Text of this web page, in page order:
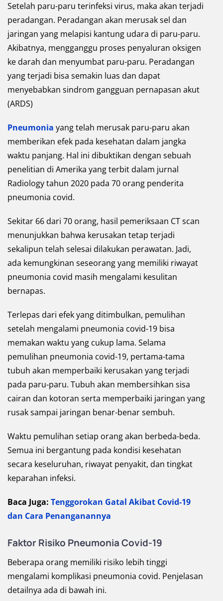
Setelah paru-paru terinfeksi virus, maka akan terjadi
peradangan. Peradangan akan merusak sel dan
jaringan yang melapisi kantung udara di paru-paru.
Akibatnya, mengganggu proses penyaluran oksigen
ke darah dan menyumbat paru-paru. Peradangan
yang terjadi bisa semakin luas dan dapat
menyebabkan sindrom gangguan pernapasan akut
(ARDS)
Pneumonia yang telah merusak paru-paru akan
memberikan efek pada kesehatan dalam jangka
waktu panjang. Hal ini dibuktikan dengan sebuah
penelitian di Amerika yang terbit dalam jurnal
Radiology tahun 2020 pada 70 orang penderita
pneumonia covid.
Sekitar 66 dari 70 orang, hasil pemeriksaan CT scan
menunjukkan bahwa kerusakan tetap terjadi
sekalipun telah selesai dilakukan perawatan. Jadi,
ada kemungkinan seseorang yang memiliki riwayat
pneumonia covid masih mengalami kesulitan
bernapas.
Terlepas dari efek yang ditimbulkan, pemulihan
setelah mengalami pneumonia covid-19 bisa
memakan waktu yang cukup lama. Selama
pemulihan pneumonia covid-19, pertama-tama
tubuh akan memperbaiki kerusakan yang terjadi
pada paru-paru. Tubuh akan membersihkan sisa
cairan dan kotoran serta memperbaiki jaringan yang
rusak sampai jaringan benar-benar sembuh.
Waktu pemulihan setiap orang akan berbeda-beda.
Semua ini bergantung pada kondisi kesehatan
secara keseluruhan, riwayat penyakit, dan tingkat
keparahan infeksi.
Baca Juga: Tenggorokan Gatal Akibat Covid-19
dan Cara Penanganannya
Faktor Risiko Pneumonia Covid-19
Beberapa orang memiliki risiko lebih tinggi
mengalami komplikasi pneumonia covid. Penjelasan
detailnya ada di bawah ini.